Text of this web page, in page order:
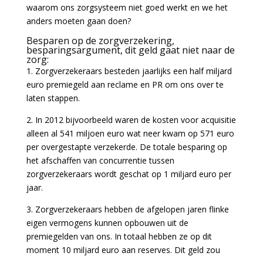
waarom ons zorgsysteem niet goed werkt en we het
anders moeten gaan doen?
Besparen op de zorgverzekering,
besparingsargument, dit geld gaat niet naar de
zorg:
1. Zorgverzekeraars besteden jaarlijks een half miljard
euro premiegeld aan reclame en PR om ons over te
laten stappen.
2. In 2012 bijvoorbeeld waren de kosten voor acquisitie
alleen al 541 miljoen euro wat neer kwam op 571 euro
per overgestapte verzekerde. De totale besparing op
het afschaffen van concurrentie tussen
zorgverzekeraars wordt geschat op 1 miljard euro per
jaar.
3. Zorgverzekeraars hebben de afgelopen jaren flinke
eigen vermogens kunnen opbouwen uit de
premiegelden van ons. In totaal hebben ze op dit
moment 10 miljard euro aan reserves. Dit geld zou